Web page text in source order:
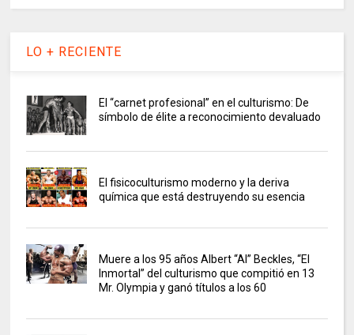
LO + RECIENTE
El “carnet profesional” en el culturismo: De
símbolo de élite a reconocimiento devaluado
El fisicoculturismo moderno y la deriva
química que está destruyendo su esencia
Muere a los 95 años Albert “Al” Beckles, “El
Inmortal” del culturismo que compitió en 13
Mr. Olympia y ganó títulos a los 60